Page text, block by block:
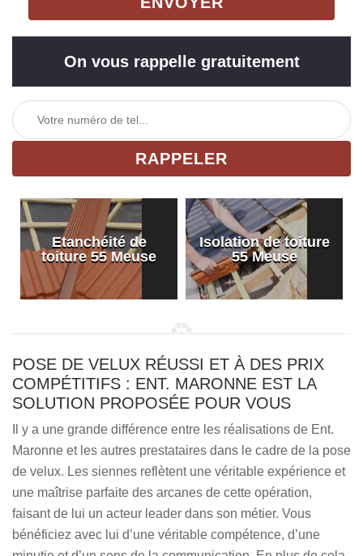
On vous rappelle gratuitement
Etanchéité de
toiture 55 Meuse
Isolation de toiture
55 Meuse
POSE DE VELUX RÉUSSI ET À DES PRIX
COMPÉTITIFS : ENT. MARONNE EST LA
SOLUTION PROPOSÉE POUR VOUS
Il y a une grande différence entre les réalisations de Ent.
Maronne et les autres prestataires dans le cadre de la pose
de velux. Les siennes reflètent une véritable expérience et
une maîtrise parfaite des arcanes de cette opération,
faisant de lui un acteur leader dans son métier. Vous
bénéficiez avec lui d’une véritable compétence, d’une